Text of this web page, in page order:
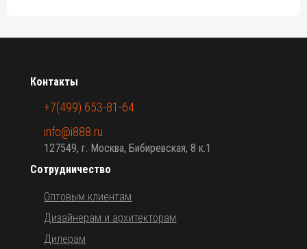
Сотрудничество
Оптовым клиентам
Дизайнерам и архитекторам
Дилерам
Контакты
+7(499) 653-81-64
info@i888.ru
127549, г. Москва, Бибиревская, 8 к.1